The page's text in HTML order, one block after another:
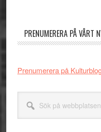
PRENUMERERA PÅ VÅRT
Prenumerera på
webbplatsen